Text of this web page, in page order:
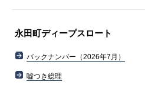
永田町ディープスロート
バックナンバー（2026年7月）
嘘つき総理